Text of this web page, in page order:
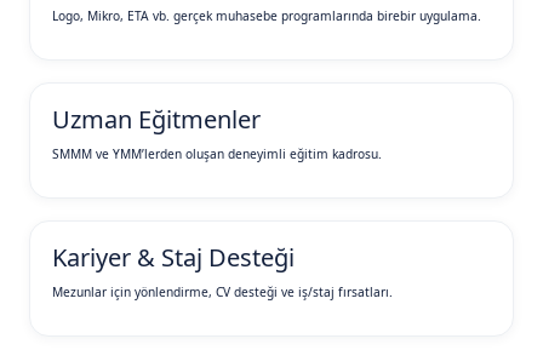
Logo, Mikro, ETA vb. gerçek muhasebe programlarında birebir uygulama.
Uzman Eğitmenler
SMMM ve YMM’lerden oluşan deneyimli eğitim kadrosu.
Kariyer & Staj Desteği
Mezunlar için yönlendirme, CV desteği ve iş/staj fırsatları.